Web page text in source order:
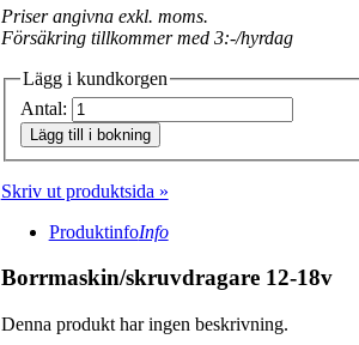
Priser angivna exkl. moms.
Försäkring tillkommer med 3:-/hyrdag
Lägg i kundkorgen
Antal:
Lägg till i bokning
Skriv ut produktsida »
ProduktinfoInfo
Borrmaskin/skruvdragare 12-18v
Denna produkt har ingen beskrivning.